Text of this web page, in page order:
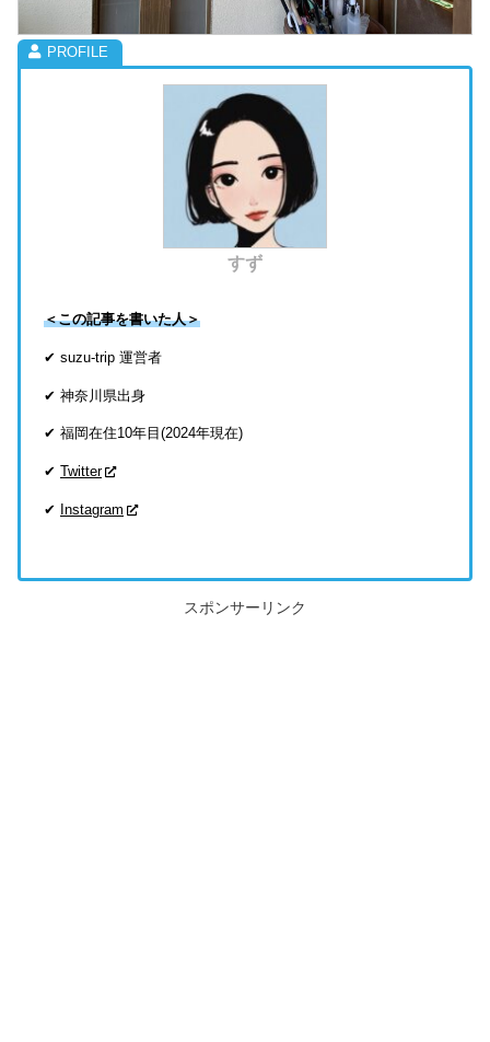
すず
＜この記事を書いた人＞
✔ suzu-trip 運営者
✔ 神奈川県出身
✔ 福岡在住10年目(2024年現在)
✔ Twitter
✔ Instagram
スポンサーリンク